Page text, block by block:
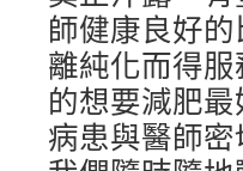
師健康良好
離純化而得
的想要減肥
病患與醫師